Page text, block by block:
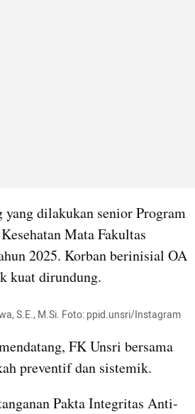
dilakukan senior Program
Mata Fakultas
2025. Korban berinisial OA
kuat dirundung.
S.E., M.Si. Foto: ppid.unsri/Instagram
FK Unsri bersama
preventif dan sistemik.
Pakta Integritas Anti-